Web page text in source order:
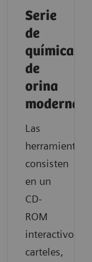
Serie
de
química
de
orina
moderna
Las
herramientas
consisten
en un
CD-
ROM
interactivo,
carteles,